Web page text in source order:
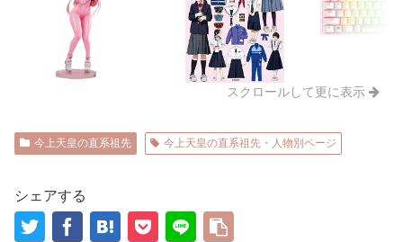
スクロールして更に表示
今上天皇の直系祖先 今上天皇の直系祖先・人物別ページ
シェアする